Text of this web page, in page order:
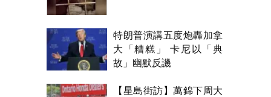
特朗普演講五度炮轟加拿
大「糟糕」 卡尼以「典
故」幽默反譏
【星島街訪】萬錦下周大